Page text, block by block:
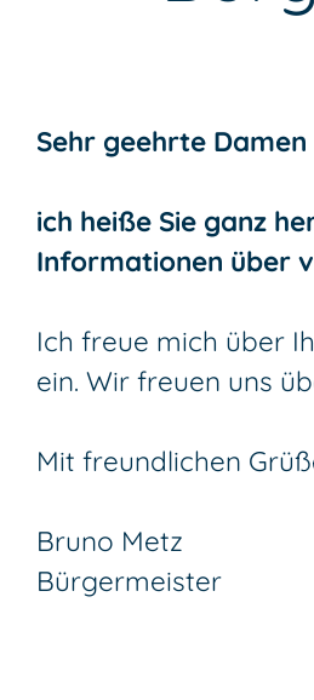
Sehr geehrte
ich heiße Sie ganz
Informationen über
Ich freue mich über
ein. Wir freuen uns
Mit freundlichen
Bruno Metz
Bürgermeister